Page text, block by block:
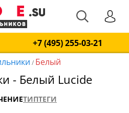
+7 (495) 255-03-21
/ Белый
- Белый Lucide
ТИПТЕГИ